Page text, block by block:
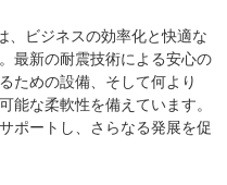
、ビジネスの効率化と快適な
最新の耐震技術による安心の
ための設備、そして何より
能な柔軟性を備えています。
ポートし、さらなる発展を促